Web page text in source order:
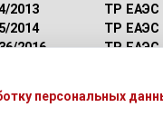
2013
2014
2016
ТР ЕАЭС
ТР ЕАЭС
ТР ЕАЭС
лодки
и соглашаетесь с
персональных